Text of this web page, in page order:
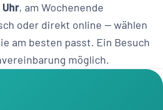
Uhr, am Wochenende
oder direkt online — wählen
am besten passt. Ein Besuch
möglich.